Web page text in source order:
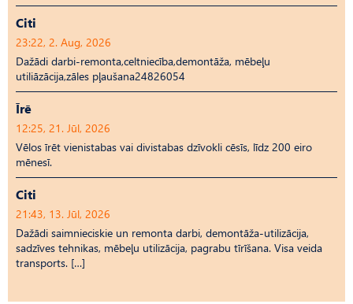
Citi
23:22, 2. Aug, 2026
Dažādi darbi-remonta,celtniecība,demontāža, mēbeļu
utiliāzācija,zāles pļaušana24826054
Īrē
12:25, 21. Jūl, 2026
Vēlos īrēt vienistabas vai divistabas dzīvokli cēsīs, līdz 200 eiro
mēnesī.
Citi
21:43, 13. Jūl, 2026
Dažādi saimnieciskie un remonta darbi, demontāža-utilizācija,
sadzīves tehnikas, mēbeļu utilizācija, pagrabu tīrīšana. Visa veida
transports. […]